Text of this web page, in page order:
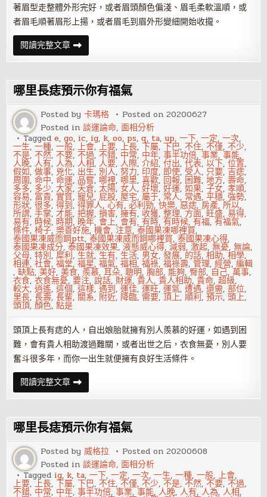
著眉型走整體外形完好，或者眉頭顏色偏淺、眉毛柔軟溫順，或
者眉毛順著眉形上揚，或者眉毛到眉外形變細開始收攏。
閱讀完整文章天
生
是
運
寵
兒
的
面
相
哪里長痣預示你有福氣
Posted by卡瑪格 Posted on20200627
Posted in談運論命,面相分析
Taggede,go, ic, ig, k,oo, ps,q, ta,up,一下,一定,一次,
一生,一種,一般,上會,上要,上長,下屬,下巴,不住,不僅,不少,
不是,不然,不要,不過,不錯, 中常, 中年,事半功倍,事業,事能,
人晚,人有,人為,人相,人要,人際,介紹,付出,代表,以下,位置,
假如,做事, 兇化, 出生, 別人,努力, 印度, 即使, 受人, 只要,吉痣,
周圍,命中,命運, 品嘗, 哪裡, 哪里,喜歡, 回報, 困難,地方,壽命,
多多, 多少,大家, 天倉,太陽,女人,好壞,好運,如果,子女,孝順,
容易, 富貴,實質,寵兒,屁股, 屋宅,屬于, 常人, 常遇,平穩,強勢,
形狀,很多,得到,得罪人,心有,必利勁,快樂,惡痣,房產,所以,
所謂,手掌,才能,把握,損害,擁有, 收獲,整理, 方面, 旺盛,易得,
易有, 時候, 時期, 晚年, 會上, 會有,有時,有時候,有福,有福氣,
條件,椅子,樂善好施,機會, 注意,泰國果凍哪裡買,
泰國果凍威而鋼ptt,泰國果凍威而鋼哪裡買,泰國果凍心得,
泰國果凍成分,泰國果凍效果,液態威心得,減弱,激起,無憂,無論,
父母,特別,犀利,生就,生有,生活, 男女,發展, 的話,相助,相學,
相連,社會,福堂,福星,福氣,福相,福祿,福祿壽,管理,經營,編輯
,缺點,美好,美食,羨慕,耳朵,聰明,胸部, 能夠,臀部, 自己,萬事,
衣食,衣食無憂,要注,說話, 財運,貴人,貴人相助,貴命,超級,
較大,逍遙,這個,這樣,遇到,運佳,運旺,運氣,遭遇,還需,部位,
里長,長壽,長輩, 關系, 附近, 降臨, 需要,頂上,順利,預示,頭上,
頭頂,顏色,點是
頭頂上長有痣的人，自出娘胎就擁有別人羨慕的好運，如遇到困
難，會有貴人相助渡過難關，或者出世之后，衣食無憂，別人要
奮斗很多年，而你一出生就便擁有良好生活條件。
閱讀完整文章哪
里
長
預
示
你
有
福
氣
哪里長痣預示你有福氣
Posted by威格拉 Posted on20200608
Posted in談運論命,面相分析
Tagged ig, k, ta,一下,一定,一次,一生,一種,一般,上會,
上要,上長,下屬,下巴,不住,不僅,不少,不是,不然,不要,不過,
不錯, 中常, 中年,事半功倍,事業,事能,人晚,人有,人為,人相,